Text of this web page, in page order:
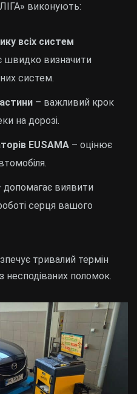
виконують:
всіх систем
швидко визначити
систем.
– важливий крок
на дорозі.
EUSAMA – оцінює
допомагає виявити
серця вашого
тривалий термін
несподіваних поломок.